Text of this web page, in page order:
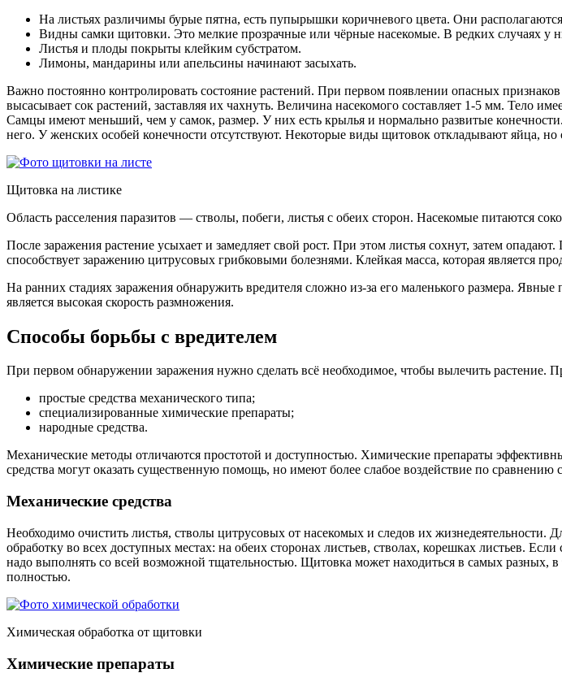
На листьях различимы бурые пятна, есть пупырышки коричневого цвета. Они
Видны самки щитовки. Это мелкие прозрачные или чёрные насекомые. В редких случаях у
Листья и плоды покрыты клейким субстратом.
Лимоны, мандарины или апельсины начинают засыхать.
Важно постоянно контролировать состояние растений. При первом появлении опасных
высасывает сок растений, заставляя их чахнуть. Величина насекомого составляет 1-5 мм. Тело
Самцы имеют меньший, чем у самок, размер. У них есть крылья и нормально развитые
него. У женских особей конечности отсутствуют. Некоторые виды щитовок откладывают яйца,
Щитовка на листике
Область расселения паразитов — стволы, побеги, листья с обеих сторон. Насекомые питаются
После заражения растение усыхает и замедляет свой рост. При этом листья сохнут, затем опадают.
способствует заражению цитрусовых грибковыми болезнями. Клейкая масса, которая является
На ранних стадиях заражения обнаружить вредителя сложно из-за его маленького размера.
является высокая скорость размножения.
Способы борьбы с вредителем
При первом обнаружении заражения нужно сделать всё необходимое, чтобы вылечить растение.
простые средства механического типа;
специализированные химические препараты;
народные средства.
Механические методы отличаются простотой и доступностью. Химические препараты
средства могут оказать существенную помощь, но имеют более слабое воздействие по
Механические средства
Необходимо очистить листья, стволы цитрусовых от насекомых и следов их
обработку во всех доступных местах: на обеих сторонах листьев, стволах, корешках листьев.
надо выполнять со всей возможной тщательностью. Щитовка может находиться в самых разных,
полностью.
Химическая обработка от щитовки
Химические препараты